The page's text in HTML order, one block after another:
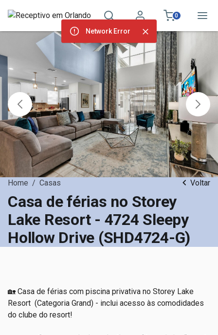
0
Home / Casas Voltar
Casa de férias no Storey
Lake Resort - 4724 Sleepy
Hollow Drive (SHD4724-G)
🏡 Casa de férias com piscina privativa no Storey Lake
Resort (Categoria Grand) - inclui acesso às comodidades
do clube do resort!
Network Error